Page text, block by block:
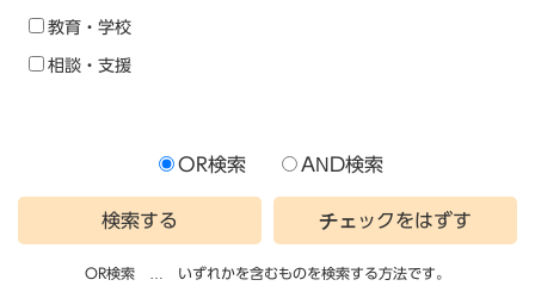
教育・学校
相談・支援
OR検索 AND検索
OR検索
いずれかを含むものを検索する方法です。